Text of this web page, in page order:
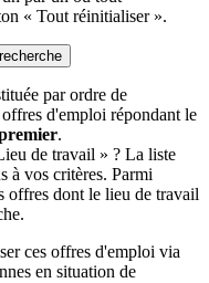
« Tout réinitialiser ».
par ordre de
d'emploi répondant le
.
de travail » ? La liste
à vos critères. Parmi
offres dont le lieu de travail
ces offres d'emploi via
en situation de